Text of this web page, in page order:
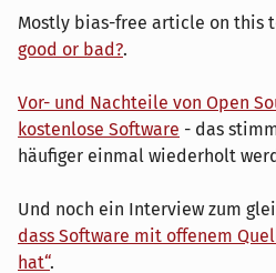
Mostly bias-free article on this
good or bad?.
Vor- und Nachteile von Open
kostenlose Software - das
häufiger einmal wiederholt
Und noch ein Interview zum
dass Software mit offenem
hat“.